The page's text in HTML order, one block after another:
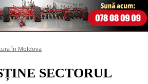
în Moldova
SECTORUL